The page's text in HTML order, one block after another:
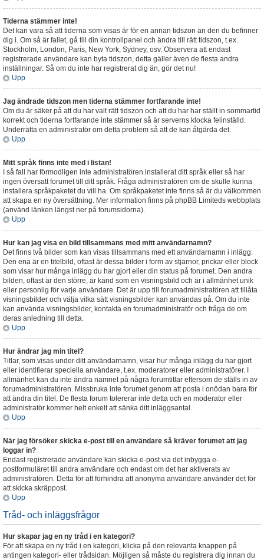
Tiderna stämmer inte!
Det kan vara så att tiderna som visas är för en annan tidszon än den du befinner
dig i. Om så är fallet, gå till din kontrollpanel och ändra till rätt tidszon, t.ex.
Stockholm, London, Paris, New York, Sydney, osv. Observera att endast
registrerade användare kan byta tidszon, detta gäller även de flesta andra
inställningar. Så om du inte har registrerat dig än, gör det nu!
Upp
Jag ändrade tidszon men tiderna stämmer fortfarande inte!
Om du är säker på att du har valt rätt tidszon och att du har har ställt in sommartid
korrekt och tiderna fortfarande inte stämmer så är serverns klocka felinställd.
Underrätta en administratör om detta problem så att de kan åtgärda det.
Upp
Mitt språk finns inte med i listan!
I så fall har förmodligen inte administratören installerat ditt språk eller så har
ingen översatt forumet till ditt språk. Fråga administratören om de skulle kunna
installera språkpaketet du vill ha. Om språkpaketet inte finns så är du välkommen
att skapa en ny översättning. Mer information finns på phpBB Limiteds webbplats
(använd länken längst ner på forumsidorna).
Upp
Hur kan jag visa en bild tillsammans med mitt användarnamn?
Det finns två bilder som kan visas tillsammans med ett användarnamn i inlägg.
Den ena är en titelbild, oftast är dessa bilder i form av stjärnor, prickar eller block
som visar hur många inlägg du har gjort eller din status på forumet. Den andra
bilden, oftast är den större, är känd som en visningsbild och är i allmänhet unik
eller personlig för varje användare. Det är upp till forumadministratören att tillåta
visningsbilder och välja vilka sätt visningsbilder kan användas på. Om du inte
kan använda visningsbilder, kontakta en forumadministratör och fråga de om
deras anledning till detta.
Upp
Hur ändrar jag min titel?
Titlar, som visas under ditt användarnamn, visar hur många inlägg du har gjort
eller identifierar speciella användare, t.ex. moderatorer eller administratörer. I
allmänhet kan du inte ändra namnet på några forumtitlar eftersom de ställs in av
forumadministratören. Missbruka inte forumet genom att posta i onödan bara för
att ändra din titel. De flesta forum tolererar inte detta och en moderator eller
administratör kommer helt enkelt att sänka ditt inläggsantal.
Upp
När jag försöker skicka e-post till en användare så kräver forumet att jag
loggar in?
Endast registrerade användare kan skicka e-post via det inbygga e-
postformuläret till andra användare och endast om det har aktiverats av
administratören. Detta för att förhindra att anonyma användare använder det för
att skicka skräppost.
Upp
Tråd- och inläggsfrågor
Hur skapar jag en ny tråd i en kategori?
För att skapa en ny tråd i en kategori, klicka på den relevanta knappen på
antingen kategori- eller trådsidan. Möjligen så måste du registrera dig innan du